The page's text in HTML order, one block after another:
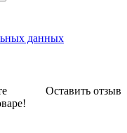
данных
Оставить отзыв